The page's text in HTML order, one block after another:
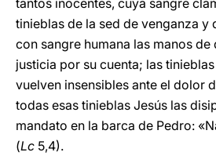
tantos inocentes, cuya sangre
tinieblas de la sed de venganza y
con sangre humana las manos de
justicia por su cuenta; las
vuelven insensibles ante el dolor
todas esas tinieblas Jesús las
mandato en la barca de Pedro:
(Lc 5,4).